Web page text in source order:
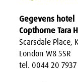
Gegevens hotel
Copthorne Tara
Scarsdale Place,
London W8 5SR
tel. 0044 20 7937